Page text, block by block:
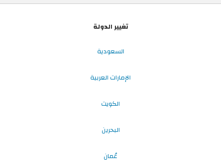
تغيير الدولة
السعودية
الإمارات العربية
الكويت
البحرين
عُمان